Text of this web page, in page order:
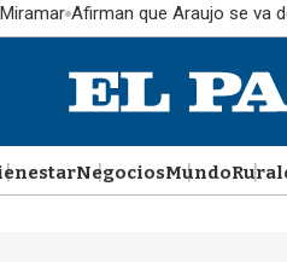
Afirman que Araujo se va
NegociosMundo